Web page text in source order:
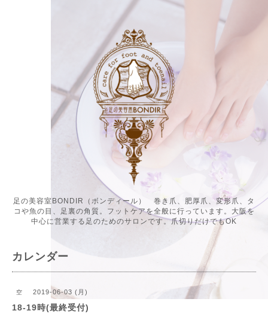
足の美容室BONDIR（ボンディール） 巻き爪、肥厚爪、変形爪、タ
コや魚の目、足裏の角質。フットケアを全般に行っています。大阪を
中心に営業する足のためのサロンです。爪切りだけでもOK
カレンダー
空 2019-06-03 (月)
18-19時(最終受付)